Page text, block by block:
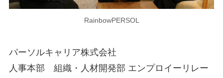
RainbowPERSOL
パーソルキャリア株式会社
人事本部 組織・人材開発部 エンプロイーリレー